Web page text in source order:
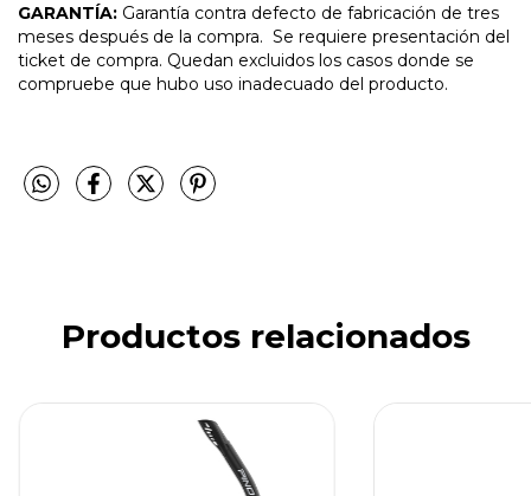
GARANTÍA: Garantía contra defecto de fabricación de tres
meses después de la compra. Se requiere presentación del
ticket de compra. Quedan excluidos los casos donde se
compruebe que hubo uso inadecuado del producto.
Productos relacionados